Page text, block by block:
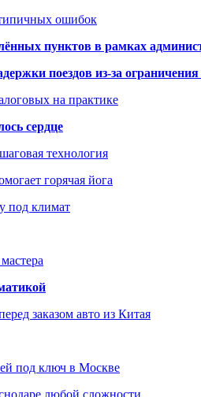
ошибок
пунктов в рамках
поездов из-за
на практике
сердце
технология
горячая йога
под климат
заказом авто из Китая
под ключ в Москве
любой сложности